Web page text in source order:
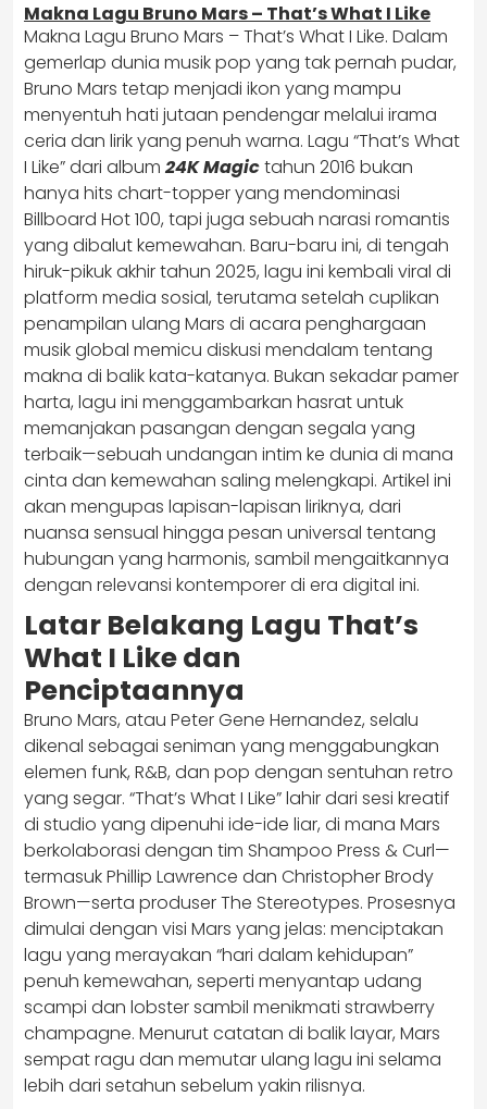
Makna Lagu Bruno Mars – That’s What I Like
Makna Lagu Bruno Mars – That’s What I Like. Dalam
gemerlap dunia musik pop yang tak pernah pudar,
Bruno Mars tetap menjadi ikon yang mampu
menyentuh hati jutaan pendengar melalui irama
ceria dan lirik yang penuh warna. Lagu “That’s What
I Like” dari album 24K Magictahun 2016 bukan
hanya hits chart-topper yang mendominasi
Billboard Hot 100, tapi juga sebuah narasi romantis
yang dibalut kemewahan. Baru-baru ini, di tengah
hiruk-pikuk akhir tahun 2025, lagu ini kembali viral di
platform media sosial, terutama setelah cuplikan
penampilan ulang Mars di acara penghargaan
musik global memicu diskusi mendalam tentang
makna di balik kata-katanya. Bukan sekadar pamer
harta, lagu ini menggambarkan hasrat untuk
memanjakan pasangan dengan segala yang
terbaik—sebuah undangan intim ke dunia di mana
cinta dan kemewahan saling melengkapi. Artikel ini
akan mengupas lapisan-lapisan liriknya, dari
nuansa sensual hingga pesan universal tentang
hubungan yang harmonis, sambil mengaitkannya
dengan relevansi kontemporer di era digital ini.
Latar Belakang Lagu That’s
What I Like dan
Penciptaannya
Bruno Mars, atau Peter Gene Hernandez, selalu
dikenal sebagai seniman yang menggabungkan
elemen funk, R&B, dan pop dengan sentuhan retro
yang segar. “That’s What I Like” lahir dari sesi kreatif
di studio yang dipenuhi ide-ide liar, di mana Mars
berkolaborasi dengan tim Shampoo Press & Curl—
termasuk Phillip Lawrence dan Christopher Brody
Brown—serta produser The Stereotypes. Prosesnya
dimulai dengan visi Mars yang jelas: menciptakan
lagu yang merayakan “hari dalam kehidupan”
penuh kemewahan, seperti menyantap udang
scampi dan lobster sambil menikmati strawberry
champagne. Menurut catatan di balik layar, Mars
sempat ragu dan memutar ulang lagu ini selama
lebih dari setahun sebelum yakin rilisnya.